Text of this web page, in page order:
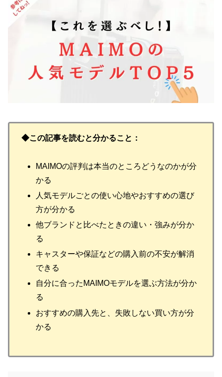
◆この記事を読むと分かること：
MAIMOの評判は本当のところどうなのかが分
かる
人気モデルごとの使い心地やおすすめの選び
方が分かる
他ブランドと比べたときの違い・強みが分か
る
キャスターや保証などの購入前の不安が解消
できる
自分に合ったMAIMOモデルを選ぶ方法が分か
る
おすすめの購入先と、失敗しない買い方が分
かる